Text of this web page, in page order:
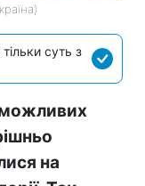
суть з
на